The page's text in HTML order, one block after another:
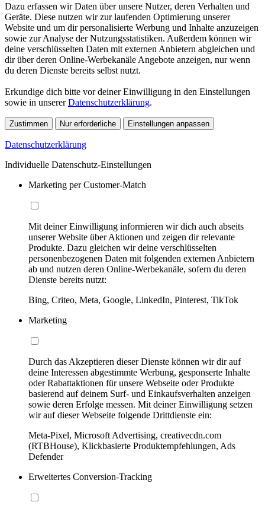
Dazu erfassen wir Daten über unsere Nutzer, deren Verhalten und
Geräte. Diese nutzen wir zur laufenden Optimierung unserer
Website und um dir personalisierte Werbung und Inhalte anzuzeigen
sowie zur Analyse der Nutzungsstatistiken. Außerdem können wir
deine verschlüsselten Daten mit externen Anbietern abgleichen und
dir über deren Online-Werbekanäle Angebote anzeigen, nur wenn
du deren Dienste bereits selbst nutzt.
Erkundige dich bitte vor deiner Einwilligung in den Einstellungen
sowie in unsererDatenschutzerklärung.
Zustimmen Nur erforderliche Einstellungen anpassen
Datenschutzerklärung
Individuelle Datenschutz-Einstellungen
Marketing per Customer-Match
Mit deiner Einwilligung informieren wir dich auch abseits
unserer Website über Aktionen und zeigen dir relevante
Produkte. Dazu gleichen wir deine verschlüsselten
personenbezogenen Daten mit folgenden externen Anbietern
ab und nutzen deren Online-Werbekanäle, sofern du deren
Dienste bereits nutzt:
Bing, Criteo, Meta, Google, LinkedIn, Pinterest, TikTok
Marketing
Durch das Akzeptieren dieser Dienste können wir dir auf
deine Interessen abgestimmte Werbung, gesponserte Inhalte
oder Rabattaktionen für unsere Webseite oder Produkte
basierend auf deinem Surf- und Einkaufsverhalten anzeigen
sowie deren Erfolge messen. Mit deiner Einwilligung setzen
wir auf dieser Webseite folgende Drittdienste ein:
Meta-Pixel, Microsoft Advertising, creativecdn.com
(RTBHouse), Klickbasierte Produktempfehlungen, Ads
Defender
Erweitertes Conversion-Tracking